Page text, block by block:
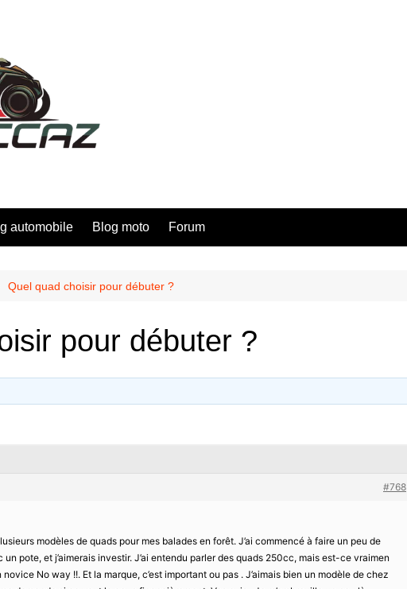
automobile Blog moto Forum
Quel quad choisir pour débuter ?
pour débuter ?
#768
modèles de quads pour mes balades en forêt. J’ai commencé à faire un peu de
pote, et j’aimerais investir. J’ai entendu parler des quads 250cc, mais est-ce vraimen
No way !!. Et la marque, c’est important ou pas . J’aimais bien un modèle de chez